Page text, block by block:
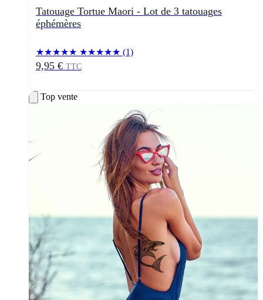
Tatouage Tortue Maori - Lot de 3 tatouages
éphémères
★★★★★ ★★★★★ (1)
9,95 € TTC
Top vente